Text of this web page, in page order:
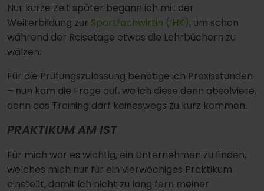
Nur kurze Zeit später begann ich mit der
Weiterbildung zur Sportfachwirtin (IHK), um schon
während der Reisetage etwas die Lehrbüchern zu
wälzen.
Für die Prüfungszulassung benötige ich Praxisstunden
– nun kam die Frage auf, wo ich diese denn absolviere,
denn das Training darf keineswegs zu kurz kommen.
PRAKTIKUM AM IST
Für mich war es wichtig, ein Unternehmen zu finden,
welches mich nur für ein vierwöchiges Praktikum
einstellt, damit ich nicht zu lang fern meiner